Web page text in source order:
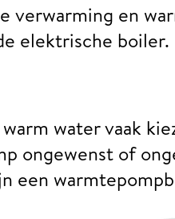
verwarming en
elektrische boiler.
water vaak
ongewenst of
een